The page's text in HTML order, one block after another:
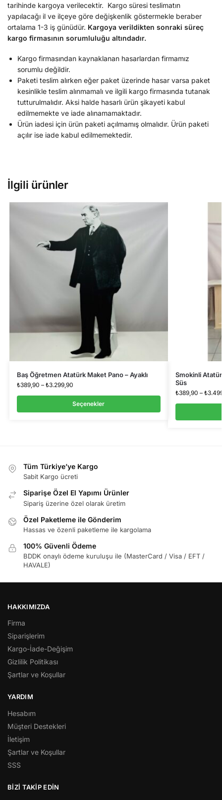
tarihinde kargoya verilecektir. Kargo süresi teslimatın
yapılacağı il ve ilçeye göre değişkenlik göstermekle beraber
ortalama 1-3 iş günüdür. Kargoya verildikten sonraki süreç
kargo firmasının sorumluluğu altındadır.
Kargo firmasından kaynaklanan hasarlardan firmamız
sorumlu değildir.
Paketi teslim alırken eğer paket üzerinde hasar varsa paket
kesinlikle teslim alınmamalı ve ilgili kargo firmasında tutanak
tutturulmalıdır. Aksi halde hasarlı ürün şikayeti kabul
edilmemekte ve iade alınamamaktadır.
Ürün iadesi için ürün paketi açılmamış olmalıdır. Ürün paketi
açılır ise iade kabul edilmemektedir.
İlgili ürünler
Baş Öğretmen Atatürk Maket Pano – Ayaklı
₺389,90 – ₺3.299,90
Seçenekler
Smokinli
Süs
₺389,90 – ₺
Tüm Türkiye’ye Kargo
Sabit Kargo ücreti
Siparişe Özel El Yapımı Ürünler
Sipariş üzerine özel olarak üretim
Özel Paketleme ile Gönderim
Hassas ve özenli paketleme ile kargolama
100% Güvenli Ödeme
BDDK onaylı ödeme kuruluşu ile (MasterCard / Visa / EFT /
HAVALE)
HAKKIMIZDA
Firma
Siparişlerim
Kargo-İade-Değişim
Gizlilik Politikası
Şartlar ve Koşullar
YARDIM
Hesabım
Müşteri Destekleri
İletişim
Şartlar ve Koşullar
SSS
BİZİ TAKİP EDİN